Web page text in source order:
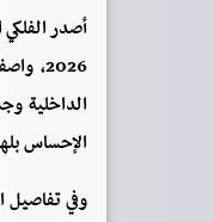
الداخلية
الإحساس
وفي تفاصيل